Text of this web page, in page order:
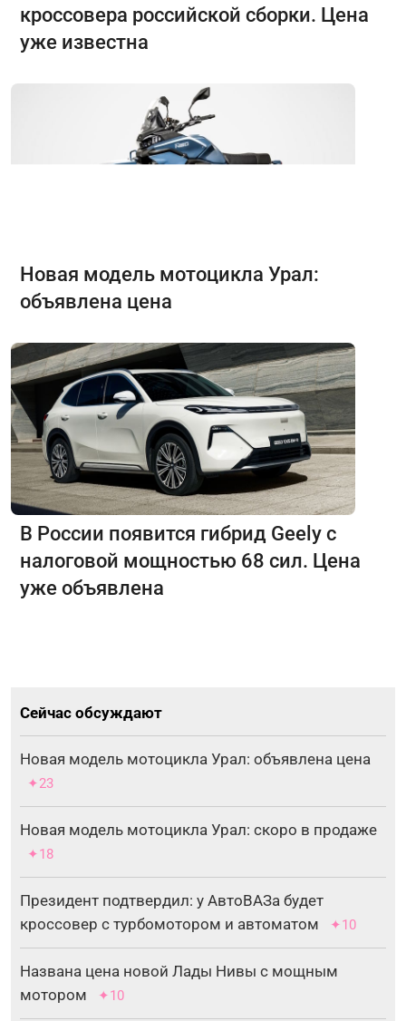
кроссовера российской сборки. Цена
уже известна
Новая модель мотоцикла Урал:
объявлена цена
В России появится гибрид Geely с
налоговой мощностью 68 сил. Цена
уже объявлена
Сейчас обсуждают
Новая модель мотоцикла Урал: объявлена цена
✦23
Новая модель мотоцикла Урал: скоро в продаже
✦18
Президент подтвердил: у АвтоВАЗа будет
кроссовер с турбомотором и автоматом
✦10
Названа цена новой Лады Нивы с мощным
мотором
✦10